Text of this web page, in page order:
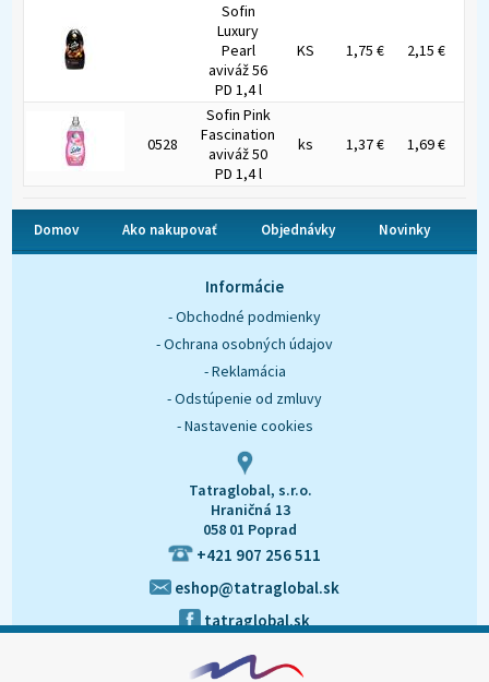
Sofin
Luxury
Pearl
aviváž 56
PD 1,4 l
KS 1,75 € 2,15 €
0528
Sofin Pink
Fascination
aviváž 50
PD 1,4 l
ks 1,37 € 1,69 €
Domov Ako nakupovať Objednávky Novinky
Informácie
- Obchodné podmienky
- Ochrana osobných údajov
- Reklamácia
- Odstúpenie od zmluvy
- Nastavenie cookies
Tatraglobal, s.r.o.
Hraničná 13
058 01 Poprad
+421 907 256 511
eshop@tatraglobal.sk
tatraglobal.sk